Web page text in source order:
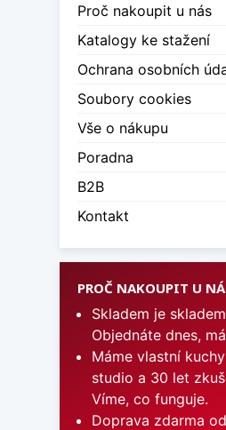
Proč nakoupit u nás
Katalogy ke stažení
Ochrana osobních
Soubory cookies
Vše o nákupu
Poradna
B2B
Kontakt
PROČ NAKOUPIT U
Skladem je
Objednáte dnes,
Máme vlastní
studio a 30 let
Víme, co funguje.
Doprava zdarma od